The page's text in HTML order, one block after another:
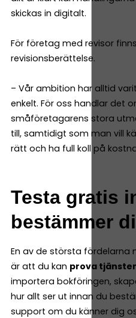
skickas in digitalt.
För företag med revisor
revisionsberättelse.
– Vår ambition har alltid
enkelt. För oss handlar det
småföretagarens stora
till, samtidigt som man vill
rätt och ha full koll på
Testa gratis
bestämmer
En av de största fördelarna
är att du kan prova
importera bokföringen,
hur allt ser ut innan du
support om du känner dig